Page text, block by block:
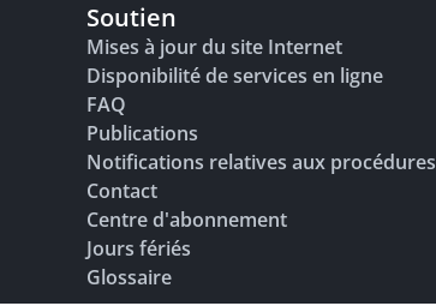
Soutien
Mises à jour du site Internet
Disponibilité de services en ligne
FAQ
Publications
Notifications relatives aux procédures
Contact
Centre d'abonnement
Jours fériés
Glossaire